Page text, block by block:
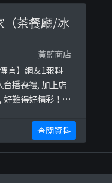
（茶餐廳/冰
黃藍商店
言】網友1報料
台播喪禮, 加上店
好難得好精彩！聽
復香港 時代革命
fwTjj
查閱資料